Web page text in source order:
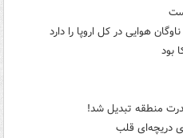
هوایی در کل اروپا را دارد
بود
منطقه تبدیل شد!
دریچه‌ای قلب